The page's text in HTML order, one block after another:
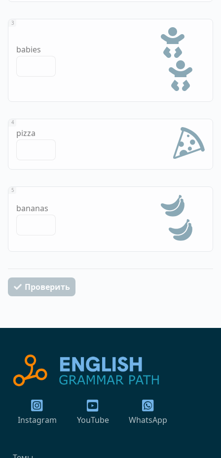
3
babies
4
pizza
5
bananas
Проверить
Instagram YouTube WhatsApp